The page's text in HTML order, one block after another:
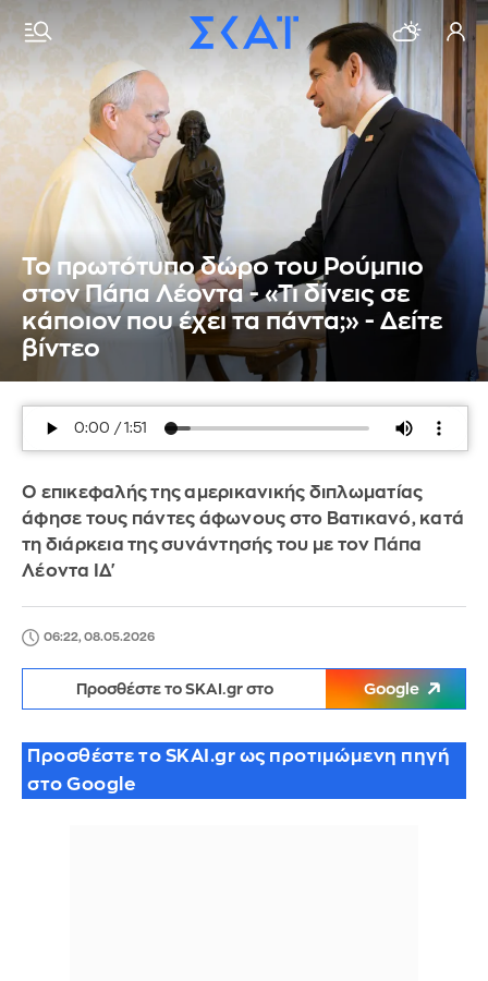
Το πρωτότυπο δώρο του Ρούμπιο
στον Πάπα Λέοντα - «Τι δίνεις σε
κάποιον που έχει τα πάντα;» - Δείτε
βίντεο
Ο επικεφαλής της αμερικανικής διπλωματίας
άφησε τους πάντες άφωνους στο Βατικανό, κατά
τη διάρκεια της συνάντησής του με τον Πάπα
Λέοντα ΙΔ'
06:22, 08.05.2026
Προσθέστε το SKAI.gr στο Google
Προσθέστε το SKAI.gr ως προτιμώμενη πηγή
στο Google